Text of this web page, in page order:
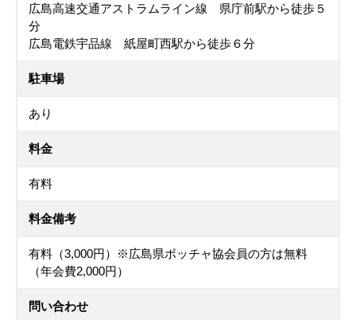
広島高速交通アストラムライン線 県庁前駅から徒歩５
分
広島電鉄宇品線 紙屋町西駅から徒歩６分
駐車場
あり
料金
有料
料金備考
有料（3,000円）※広島県ボッチャ協会員の方は無料
（年会費2,000円）
問い合わせ